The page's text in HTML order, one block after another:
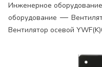
Инженерное оборудование
оборудование —
Вентилятор осевой